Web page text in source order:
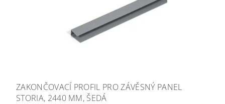
ZAKONČOVACÍ PROFIL PRO ZÁVĚSNÝ PANEL
STORIA, 2440 MM, ŠEDÁ